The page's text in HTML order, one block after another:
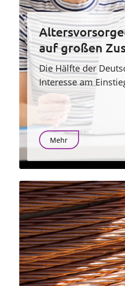
auf großen
Die Hälfte der
Interesse am
Mehr